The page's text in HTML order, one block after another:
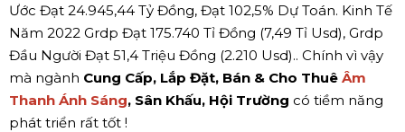
Ước Đạt 24.945,44 Tỷ Đồng, Đạt 102,5% Dự Toán. Kinh Tế
Năm 2022 Grdp Đạt 175.740 Tỉ Đồng (7,49 Tỉ Usd), Grdp
Đầu Người Đạt 51,4 Triệu Đồng (2.210 Usd).. Chính vì vậy
mà ngành Cung Cấp, Lắp Đặt, Bán & Cho Thuê Âm
Thanh Ánh Sáng, Sân Khấu, Hội Trường có tiềm năng
phát triển rất tốt !